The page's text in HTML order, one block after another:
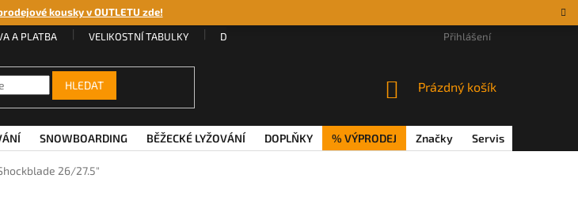
kousky v OUTLETU zde!
A PLATBA VELIKOSTNÍ TABULKY DÁRKOVÉ POUKAZY VĚRNOSTNÍ PROGRAM
Přihlášení
HLEDAT
NÁKUPNÍ
Prázdný košík
SNOWBOARDING BĚŽECKÉ LYŽOVÁNÍ DOPLŇKY % VÝPRODEJ Značky Servis
26/27.5"